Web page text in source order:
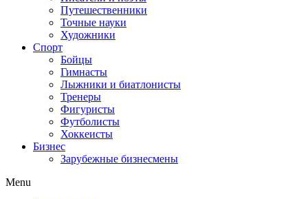
Путешественники
Точные науки
Художники
Спорт
Бойцы
Гимнасты
Лыжники и биатлонисты
Тренеры
Фигуристы
Футболисты
Хоккеисты
Бизнес
Зарубежные бизнесмены
Menu